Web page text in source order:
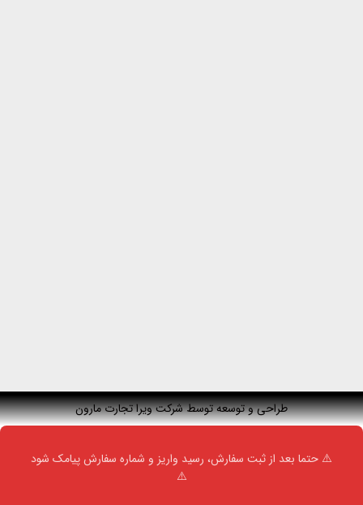
طراحی و توسعه توسط شرکت ویرا تجارت مارون
⚠️ حتما بعد از ثبت سفارش، رسید واریز و شماره سفارش پیامک شود
⚠️